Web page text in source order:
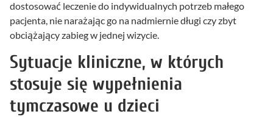
dostosować leczenie do indywidualnych potrzeb małego
pacjenta, nie narażając go na nadmiernie długi czy zbyt
obciążający zabieg w jednej wizycie.
Sytuacje kliniczne, w których
stosuje się wypełnienia
tymczasowe u dzieci